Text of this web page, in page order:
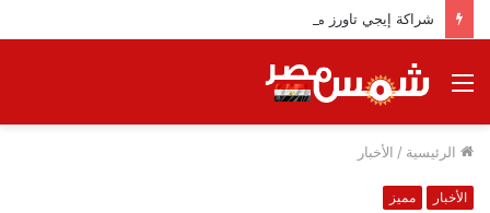
شراكة إيجي تاورز مع بلدينا.. قيمة مضافة تعزز نجاح المشروعات
القائمة
الرئيسية / الأخبار
الأخبار مميز